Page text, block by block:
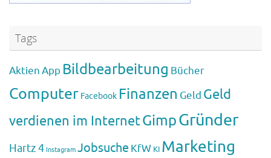
Tags
AktienApp Bildbearbeitung Bücher
Computer Facebook Finanzen Geld Geld
verdienen im InternetGimpGründer
Hartz 4 Instagram Jobsuche KfW KI Marketing